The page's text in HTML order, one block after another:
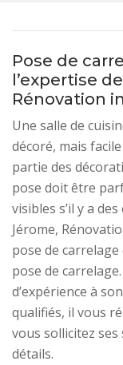
Pose de
l’expertise
Rénovation
Une salle de
décoré, mais
partie des
pose doit être
visibles s’il y a
Jérome,
pose de
pose de
d’expérience à
qualifiés, il vous
vous sollicitez
détails.